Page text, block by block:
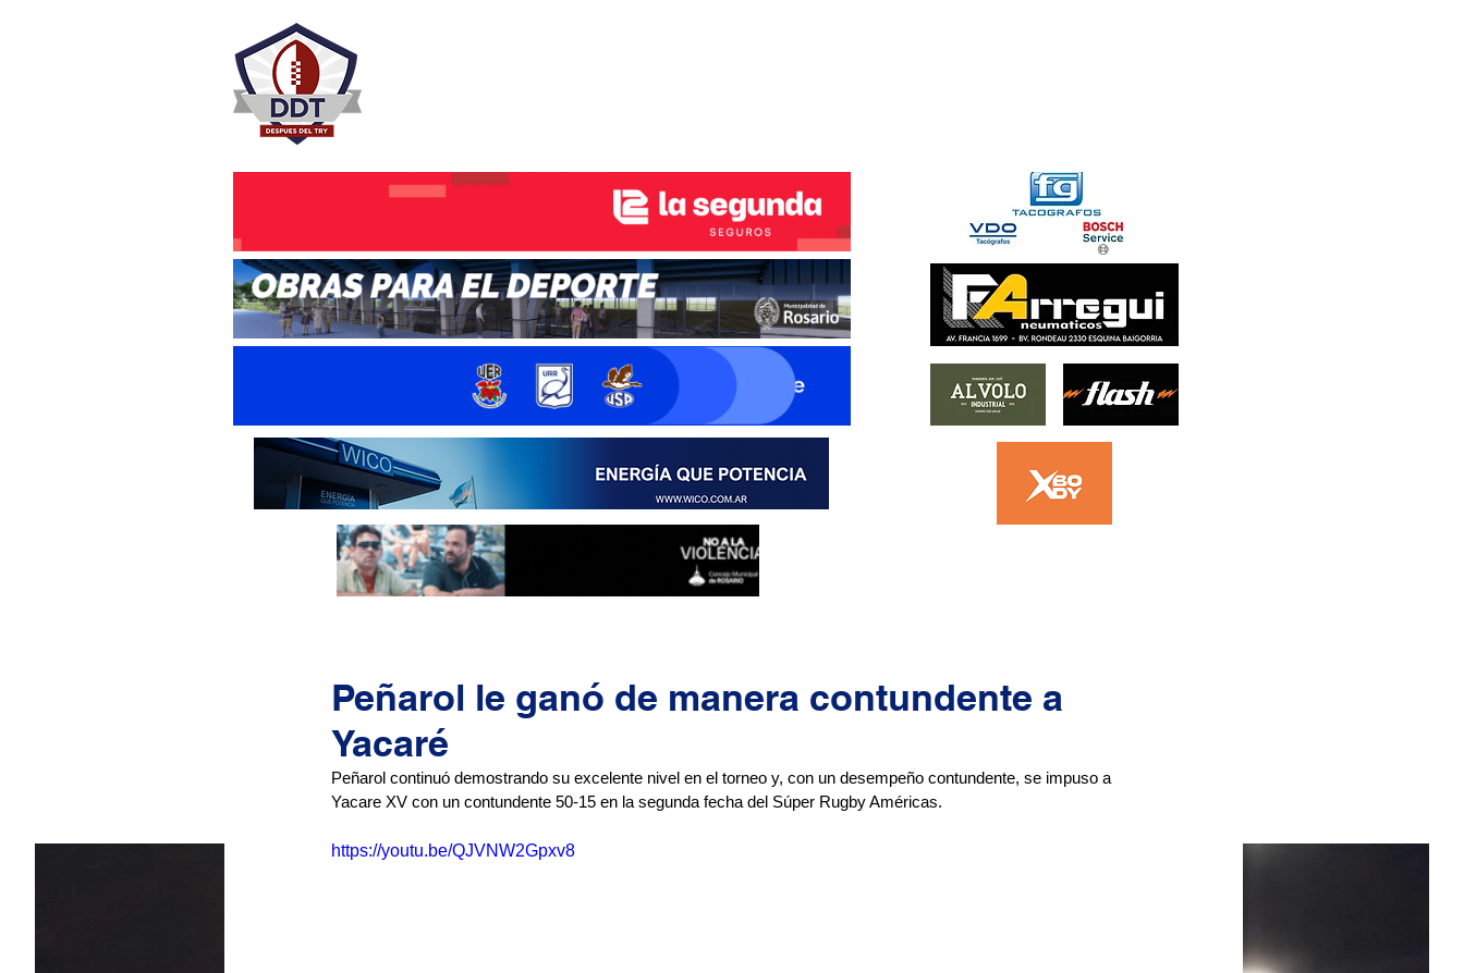
Peñarol le ganó de manera contundente a
Yacaré
Peñarol continuó demostrando su excelente nivel en el torneo y, con un desempeño contundente, se impuso a
Yacare XV con un contundente 50-15 en la segunda fecha del Súper Rugby Américas.
https://youtu.be/QJVNW2Gpxv8